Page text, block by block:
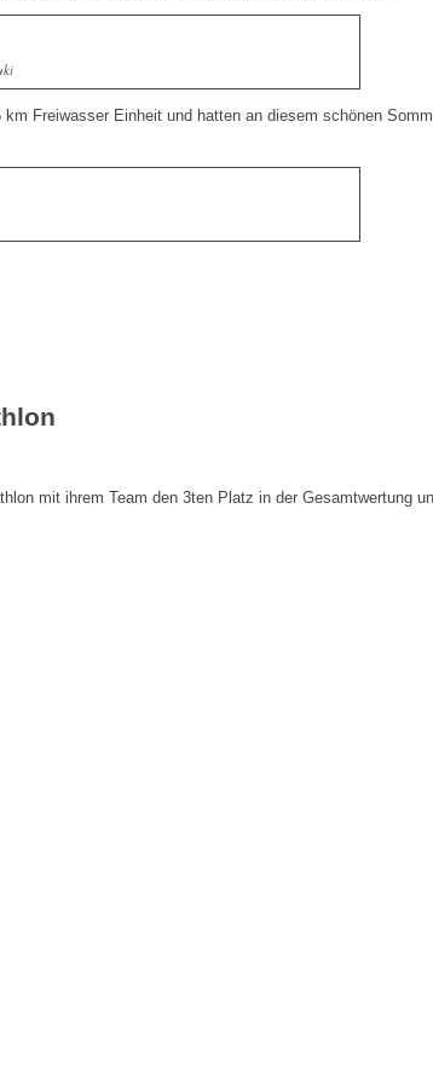
Freiwasser Einheit und hatten an diesem schönen
mit ihrem Team den 3ten Platz in der Gesamtwertung